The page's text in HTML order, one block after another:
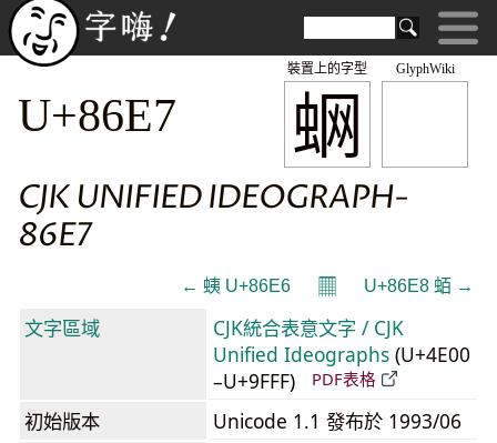
GlyphWiki
蛧
裝置上的字型
U+86E7
CJK UNIFIED IDEOGRAPH-
86E7
← 蛦 U+86E6 𝄜 U+86E8 蛨 →
文字區域
CJK統合表意文字 / CJK
Unified Ideographs (U+4E00
–U+9FFF)
PDF表格
初始版本
Unicode 1.1 發布於 1993/06